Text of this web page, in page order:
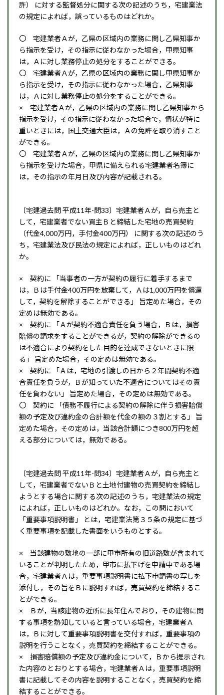
許） に対する監督処分に関する次の記述のうち，宅建業法
の規定によれば，誤っているものはどれか。
〇 宅建業者Ａが，乙県の区域内の業務に関し乙県知事か
ら指示を受け，その指示に従わなかった場合，甲県知事
は，Ａに対し業務停止の処分をすることができる。
〇 宅建業者Ａが，乙県の区域内の業務に関し甲県知事か
ら指示を受け，その指示に従わなかった場合，乙県知事
は，Ａに対し業務停止の処分をすることができる。
× 宅建業者Ａが，乙県の区域内の業務に関し乙県知事から
指示を受け，その指示に従わなかった場合で，情状が特に
重いときには，国土交通大臣は，Ａの免許を取り消すこと
ができる。
〇 宅建業者Ａが，乙県の区域内の業務に関し乙県知事か
ら指示を受けた場合，甲県に備えられる宅建業者名簿に
は，その指示の年月日及び内容が記載される。
〔宅建過去問 平成11年-問33〕宅建業者Ａが，自ら売主と
して，宅建業者でない買主Ｂと締結した宅地の売買契約
（代金4,000万円，手付金400万円） に関する次の記述のう
ち，宅建業法及び民法の規定によれば，正しいものはどれ
か。
× 契約に 「当事者の一方が契約の履行に着手するまで
は，Ｂは手付金400万円を放棄して，Ａは1,000万円を償還
して，契約を解除することができる」 旨定めた場合，その
定めは無効である。
× 契約に 「Ａが契約不適合責任を負う場合，Ｂは，損害
賠償の請求をすることができるが，契約の解除ができるの
は不適合により契約をした目的を達成できないときに限
る」 旨定めた場合，その定めは無効である。
× 契約に 「Ａは，宅地の引渡しの日から２年間契約不適
合責任を負うが，Ｂが知っていた不適合についてはその責
任を負わない」 旨定めた場合，その定めは無効である。
〇 契約に 「債務不履行による契約の解除に伴う損害賠償
額の予定及び違約金の合計額を代金の額の３割とする」 旨
定めた場合，その定めは，当該合計額につき800万円を超
える部分については，無効である。
〔宅建過去問 平成11年-問34〕宅建業者Ａが，自ら売主と
して，宅建業者でないＢと土地付建物の売買契約を締結し
ようとする場合に関する次の記述のうち，宅建業法の規定
によれば，正しいものはどれか。なお，この問において
「重要事項説明書」 とは，宅建業法第３５条の規定に基づ
く重要事項を記載した書面をいうものとする。
× 当該建物の敷地の一部に甲市所有の旧道路敷が含まれて
いることが判明したため，甲市に払下げを申請中である場
合，宅建業者Ａは，重要事項説明書に払下申請書の写しを
添付し，その旨をＢに説明すれば，売買契約を締結するこ
とができる。
× Ｂが，当該建物の近所に長年住んでおり，その建物に関
する事項を熱知していると言っている場合，宅建業者Ａ
は，Ｂに対して重要事項説明書を交付すれば，重要事項の
説明を行うことなく，売買契約を締結することができる。
× 損害賠償額の予定及び違約金について，Ｂから提示され
た内容のとおりとする場合，宅建業者Ａは，重要事項説明
書に記載してその内容を説明することなく，売買契約を締
結することができる。